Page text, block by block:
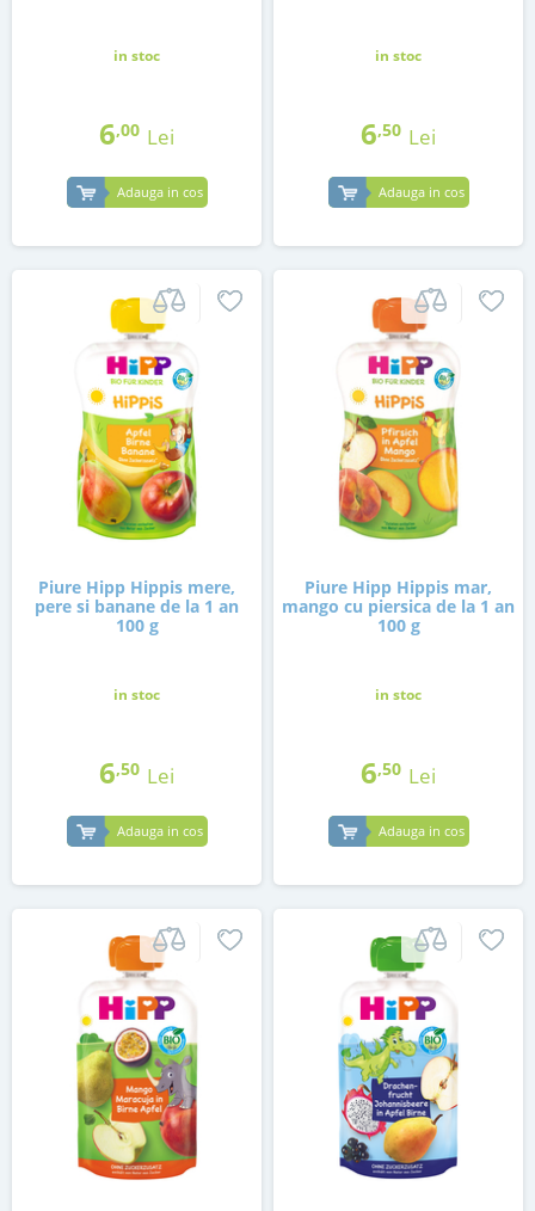
in stoc
6,00 Lei
Adauga in cos
in stoc
6,50 Lei
Adauga in cos
Piure Hipp Hippis mere,
pere si banane de la 1 an
100 g
in stoc
6,50 Lei
Adauga in cos
Piure Hipp Hippis mar,
mango cu piersica de la 1 an
100 g
in stoc
6,50 Lei
Adauga in cos